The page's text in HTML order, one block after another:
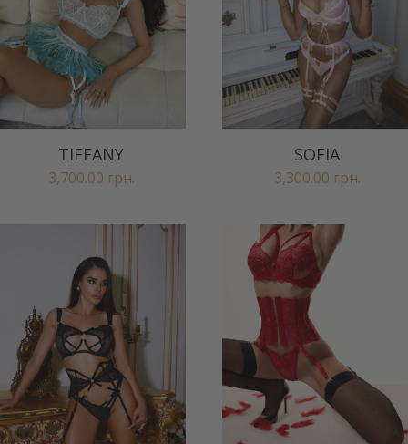
TIFFANY
3,700.00 грн.
SOFIA
3,300.00 грн.